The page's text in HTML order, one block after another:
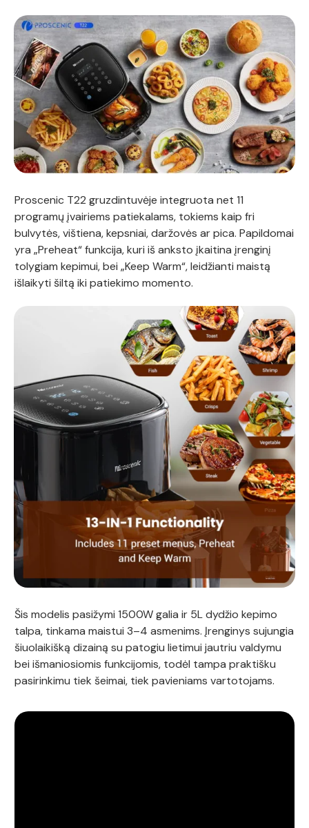
Proscenic T22 gruzdintuvėje integruota net 11
programų įvairiems patiekalams, tokiems kaip fri
bulvytės, vištiena, kepsniai, daržovės ar pica. Papildomai
yra „Preheat“ funkcija, kuri iš anksto įkaitina įrenginį
tolygiam kepimui, bei „Keep Warm“, leidžianti maistą
išlaikyti šiltą iki patiekimo momento.
Šis modelis pasižymi 1500W galia ir 5L dydžio kepimo
talpa, tinkama maistui 3–4 asmenims. Įrenginys sujungia
šiuolaikišką dizainą su patogiu lietimui jautriu valdymu
bei išmaniosiomis funkcijomis, todėl tampa praktišku
pasirinkimu tiek šeimai, tiek pavieniams vartotojams.